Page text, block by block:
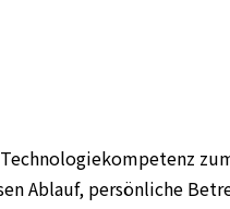
Ablauf, persönliche